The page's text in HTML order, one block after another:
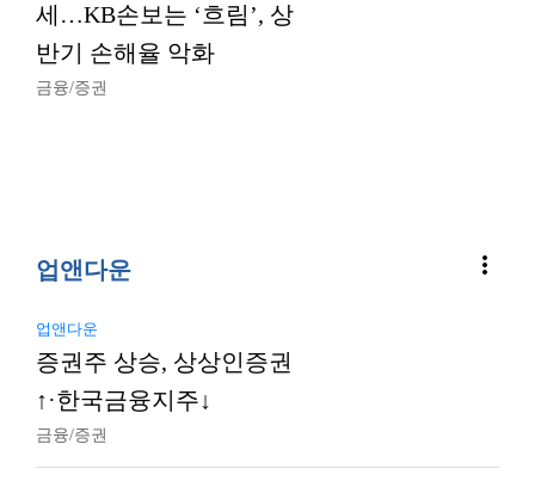
세…KB손보는 ‘흐림’, 상
반기 손해율 악화
금융/증권
업앤다운 more_vert
업앤다운
증권주 상승, 상상인증권
↑·한국금융지주↓
금융/증권